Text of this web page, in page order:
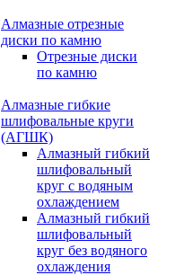
Алмазные отрезные
диски по камню
Отрезные диски
по камню
Алмазные гибкие
шлифовальные круги
(АГШК)
Алмазный гибкий
шлифовальный
круг с водяным
охлаждением
Алмазный гибкий
шлифовальный
круг без водяного
охлаждения